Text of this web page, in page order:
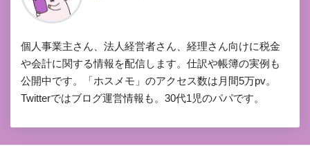
個人事業主さん、法人経営者さん、経理さん向けに税金
や会計に関する情報を配信します。仕訳や帳簿の実例も
公開中です。「ホスメモ」のアクセス数は月間5万pv。
Twitterではブログ運営情報も。30代1児のパパです。